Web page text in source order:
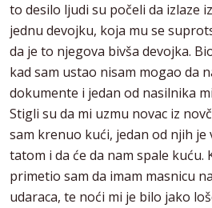
to desilo ljudi su počeli da izlaze
jednu devojku, koja mu se
da je to njegova bivša devojka.
kad sam ustao nisam mogao da
dokumente i jedan od nasilnika
Stigli su da mi uzmu novac iz
sam krenuo kući, jedan od njih je
tatom i da će da nam spale kuću.
primetio sam da imam masnicu
udaraca, te noći mi je bilo jako